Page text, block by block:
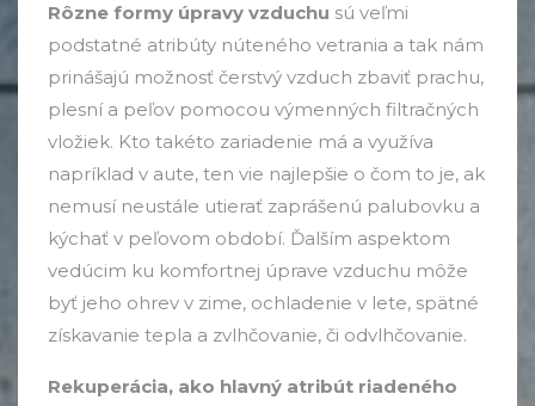
Rôzne formy úpravy vzduchu sú veľmi
podstatné atribúty núteného vetrania a tak nám
prinášajú možnosť čerstvý vzduch zbaviť prachu,
plesní a peľov pomocou výmenných filtračných
vložiek. Kto takéto zariadenie má a využíva
napríklad v aute, ten vie najlepšie o čom to je, ak
nemusí neustále utierať zaprášenú palubovku a
kýchať v peľovom období. Ďalším aspektom
vedúcim ku komfortnej úprave vzduchu môže
byť jeho ohrev v zime, ochladenie v lete, spätné
získavanie tepla a zvlhčovanie, či odvlhčovanie.
Rekuperácia, ako hlavný atribút riadeného